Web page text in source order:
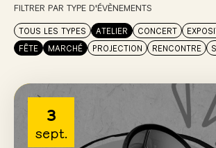
FILTRER PAR TYPE D'ÉVÈNEMENTS
TOUS LES TYPES ATELIER CONCERT
FÊTE
MARCHÉ PROJECTION RENCONTRE
3
sept.